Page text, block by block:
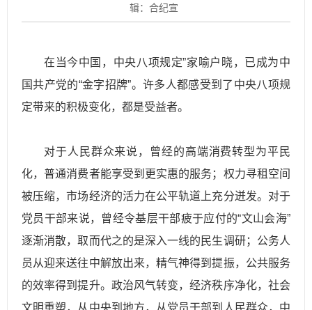
辑：合纪宣
在当今中国，中央八项规定”家喻户晓，已成为中
国共产党的“金字招牌”。许多人都感受到了中央八项规
定带来的积极变化，都是受益者。
对于人民群众来说，曾经的高端消费转型为平民
化，普通消费者能享受到更实惠的服务；权力寻租空间
被压缩，市场经济的活力在公平轨道上充分迸发。对于
党员干部来说，曾经令基层干部疲于应付的“文山会海”
逐渐消散，取而代之的是深入一线的民生调研；公务人
员从迎来送往中解放出来，精气神得到提振，公共服务
的效率得到提升。政治风气转变，经济秩序净化，社会
文明重塑，从中央到地方，从党员干部到人民群众，中